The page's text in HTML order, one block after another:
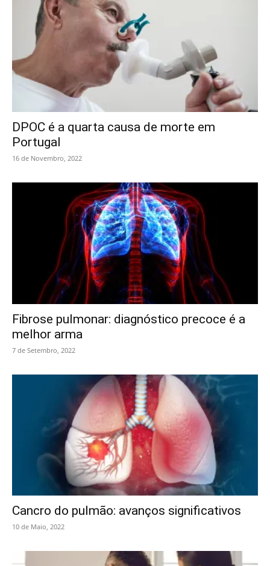
DPOC é a quarta causa de morte em
Portugal
16 de Novembro, 2022
Fibrose pulmonar: diagnóstico precoce é a
melhor arma
7 de Setembro, 2022
Cancro do pulmão: avanços significativos
10 de Maio, 2022